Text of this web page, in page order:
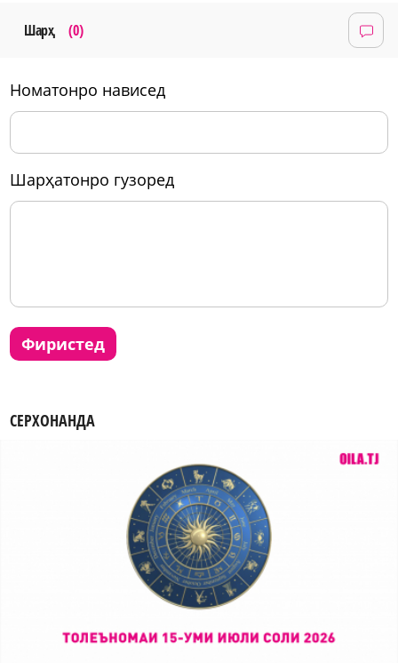
Шарҳ (0)
номатонро нависед
шарҳатонро гузоред
фиристед
СЕРХОНАНДА